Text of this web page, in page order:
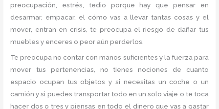
preocupación, estrés, tedio porque hay que pensar en
desarmar, empacar, el cómo vas a llevar tantas cosas y el
mover, entran en crisis, te preocupa el riesgo de dañar tus
muebles y enceres o peor aún perderlos.
Te preocupa no contar con manos suficientes y la fuerza para
mover tus pertenencias, no tienes nociones de cuanto
espacio ocupan tus objetos y si necesitas un coche o un
camión y si puedes transportar todo en un solo viaje o te toca
hacer dos o tres y piensas en todo el dinero que vas a gastar